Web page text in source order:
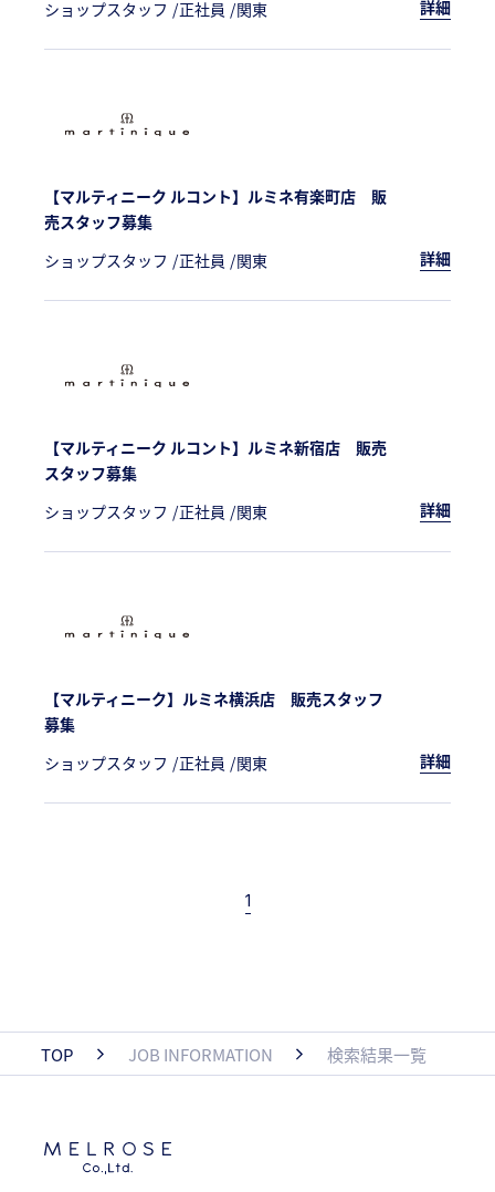
ショップスタッフ
正社員 関東 詳細
【マルティニーク ルコント】ルミネ有楽町店 販
売スタッフ募集
ショップスタッフ
正社員 関東 詳細
【マルティニーク ルコント】ルミネ新宿店 販売
スタッフ募集
ショップスタッフ
正社員 関東 詳細
【マルティニーク】ルミネ横浜店 販売スタッフ
募集
ショップスタッフ
正社員 関東 詳細
1
TOP JOB INFORMATION 検索結果一覧